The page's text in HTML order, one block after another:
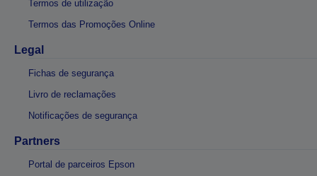
Termos de utilização
Termos das Promoções Online
Legal
Fichas de segurança
Livro de reclamações
Notificações de segurança
Partners
Portal de parceiros Epson